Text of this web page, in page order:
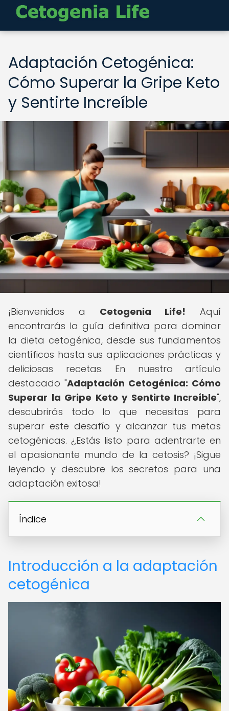
Adaptación Cetogénica:
Cómo Superar la Gripe Keto
y Sentirte Increíble
¡Bienvenidos a Cetogenia Life! Aquí
encontrarás la guía definitiva para dominar
la dieta cetogénica, desde sus fundamentos
científicos hasta sus aplicaciones prácticas y
deliciosas recetas. En nuestro artículo
destacado "Adaptación Cetogénica: Cómo
Superar la Gripe Keto y Sentirte Increíble",
descubrirás todo lo que necesitas para
superar este desafío y alcanzar tus metas
cetogénicas. ¿Estás listo para adentrarte en
el apasionante mundo de la cetosis? ¡Sigue
leyendo y descubre los secretos para una
adaptación exitosa!
Índice
Introducción a la adaptación
cetogénica